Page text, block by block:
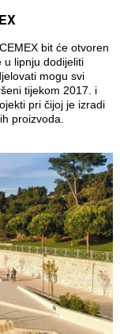
bit će otvoren
u lipnju dodijeliti
mogu svi
tijekom 2017. i
pri čijoj je izradi
proizvoda.